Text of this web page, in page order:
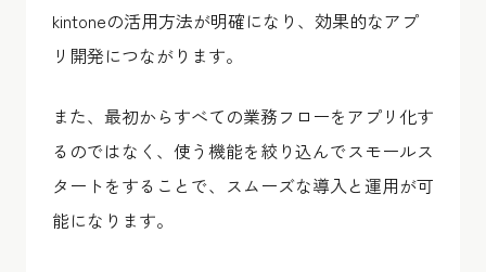
kintoneの活用方法が明確になり、効果的なアプ
リ開発につながります。
また、最初からすべての業務フローをアプリ化す
るのではなく、使う機能を絞り込んでスモールス
タートをすることで、スムーズな導入と運用が可
能になります。